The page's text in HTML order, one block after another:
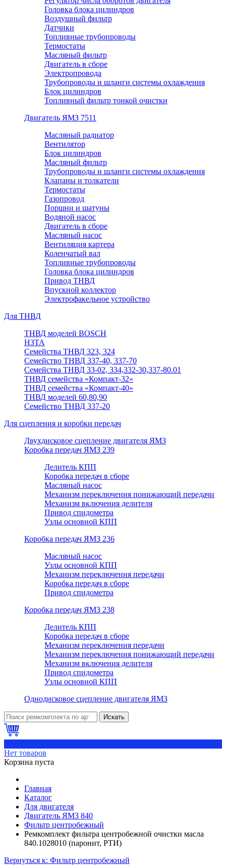
Головка блока цилиндров
Воздушный фильтр
Датчики
Топливные трубопроводы
Термостаты
Масляный фильтр
Двигатель в сборе
Электропровода
Трубопроводы и шланги системы охлаждения
Блок цилиндров
Топливный фильтр тонкой очистки
Двигатель ЯМЗ 7511
Масляный радиатор
Вентилятор
Блок цилиндров
Масляный фильтр
Трубопроводы и шланги системы охлаждения
Клапаны и толкатели
Термостаты
Газопровод
Поршни и шатуны
Водяной насос
Двигатель в сборе
Масляный насос
Вентиляция картера
Коленчатый вал
Топливные трубопроводы
Головка блока цилиндров
Привод ТНВД
Впускной коллектор
Электрофакельное устройство
Для ТНВД
ТНВД моделей BOSCH
НЗТА
Семейства ТНВД 323, 324
Семейство ТНВД 337-40, 337-70
Семейства ТНВД 33-02, 334,332-30,337-80.01
ТНВД семейства «Компакт-32»
ТНВД семейства «Компакт-40»
ТНВД моделей 60,80,90
Семейство ТНВД 337-20
Для сцепления и коробки передач
Двухдисковое сцепление двигателя ЯМЗ
Коробка передач ЯМЗ 239
Делитель КПП
Коробка передач в сборе
Масляный насос
Механизм переключения понижающий передачи
Механизм включения делителя
Привод спидометра
Узлы основной КПП
Коробка передач ЯМЗ 236
Масляный насос
Узлы основной КПП
Механизм переключения передачи
Коробка передач в сборе
Привод спидометра
Коробка передач ЯМЗ 238
Делитель КПП
Коробка передач в сборе
Механизм переключения передачи
Механизм переключения понижающий передачи
Механизм включения делителя
Привод спидометра
Узлы основной КПП
Однодисковое сцепление двигателя ЯМЗ
Искать
Нет товаров
Корзина пуста
Главная
Каталог
Для двигателя
Двигатель ЯМЗ 840
Фильтр центробежный
Ремкомплект фильтра центробежной очистки масла
840.1028010 (паронит, РТИ)
Вернуться к: Фильтр центробежный